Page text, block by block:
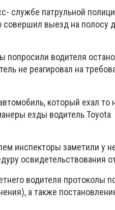
службе патрульной
выезд на полосу
попросили водителя
не реагировал на
который ехал то
езды водитель
инспекторы заметили у
освидетельствования
водителя протоколы
а также